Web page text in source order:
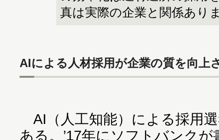
真は実際の企業と関係あり
AIによる人材採用が企業の質を向上
AI（人工知能）による採用
ある。’17年にソフトバンク